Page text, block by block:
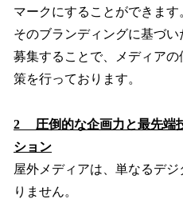
マークにすることができます
そのブランディングに基づ
募集することで、メディア
策を行っております。
2 圧倒的な企画力と最先端
ション
屋外メディアは、単なるデ
りません。